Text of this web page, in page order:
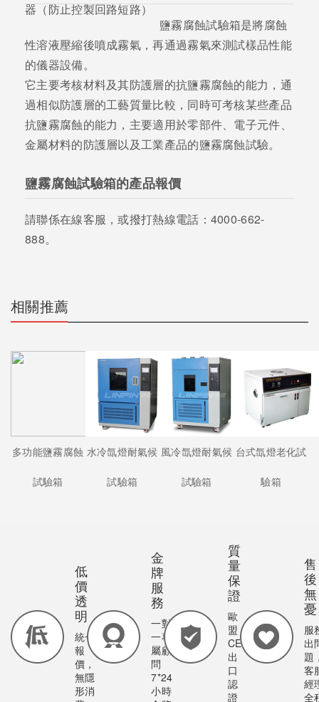
器（防止控製回路短路）
鹽霧腐蝕試驗箱是將腐蝕
性溶液壓縮後噴成霧氣，再通過霧氣來測試樣品性能
的儀器設備。
它主要考核材料及其防護層的抗鹽霧腐蝕的能力，通
過相似防護層的工藝質量比較，同時可考核某些產品
抗鹽霧腐蝕的能力，主要適用於零部件、電子元件、
金屬材料的防護層以及工業產品的鹽霧腐蝕試驗。
鹽霧腐蝕試驗箱的產品報價
請聯係在線客服，或撥打熱線電話：4000-662-
888。
相關推薦
多功能鹽霧腐蝕
試驗箱
水冷氙燈耐氣候
試驗箱
風冷氙燈耐氣候
試驗箱
台式氙燈老化試
驗箱
低
價
透
明
統一
報
價，
無隱
形消
金
牌
服
務
一對
一專
屬顧
問
7*24
小時
質
量
保
證
歐
盟
CE
出
口
認
證
售
後
無
憂
服
出
題
客
經
全